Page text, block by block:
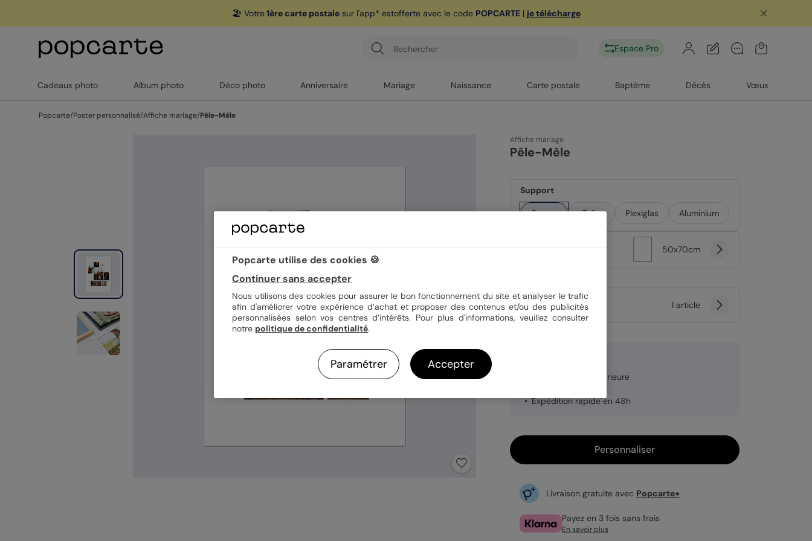
🏖️ Votre1ère carte postalesur l'app* estofferte avec le code POPCARTE| je télécharge
Espace Pro
Cadeaux photo Album photo Déco photo Anniversaire Mariage Naissance Carte postale Baptême Décès Vœux
Popcarte/Poster personnalisé/Affiche mariage/Pêle-Mêle
Affiche mariage
Pêle-Mêle
Support
Poster Toile Plexiglas Aluminium
50x70cm
Quantité 1 article
Papier qualité supérieure
Expédition rapide en 48h
Personnaliser
Livraison gratuite avec Popcarte+
Payez en 3 fois sans frais
En savoir plus
Popcarte utilise des cookies 🍪
Continuer sans accepter
Nous utilisons des cookies pour assurer le bon fonctionnement du site et analyser le trafic
afin d'améliorer votre expérience d’achat et proposer des contenus et/ou des publicités
personnalisées selon vos centres d’intérêts. Pour plus d'informations, veuillez consulter
notre politique de confidentialité.
Paramétrer Accepter